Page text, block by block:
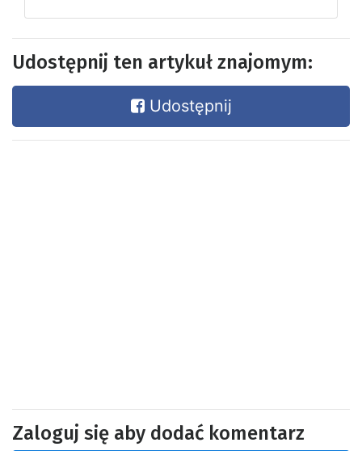
Udostępnij ten artykuł znajomym:
Udostępnij
Zaloguj się aby dodać komentarz